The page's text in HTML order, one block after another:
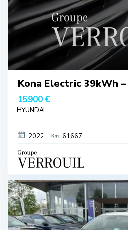
Kona Electric 39kWh
15900 €
HYUNDAI
2022 61667